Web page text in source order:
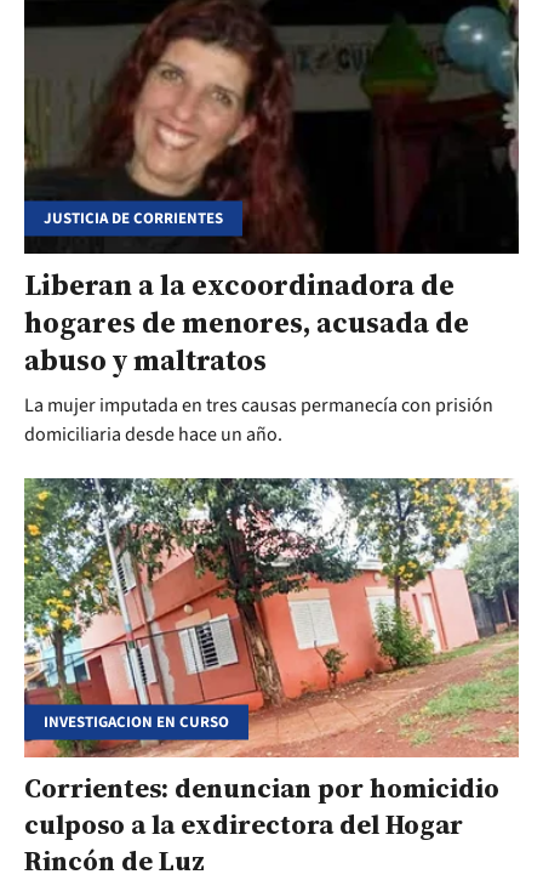
JUSTICIA DE CORRIENTES
Liberan a la excoordinadora de
hogares de menores, acusada de
abuso y maltratos
La mujer imputada en tres causas permanecía con prisión
domiciliaria desde hace un año.
INVESTIGACION EN CURSO
Corrientes: denuncian por homicidio
culposo a la exdirectora del Hogar
Rincón de Luz